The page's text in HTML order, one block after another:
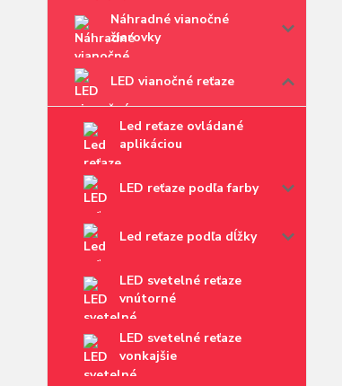
Náhradné vianočné
žiarovky
LED vianočné reťaze
Led reťaze ovládané
aplikáciou
LED reťaze podľa farby
Led reťaze podľa dĺžky
LED svetelné reťaze
vnútorné
LED svetelné reťaze
vonkajšie